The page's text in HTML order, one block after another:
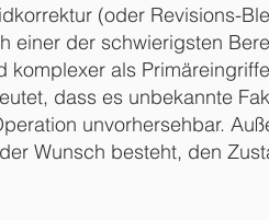
(oder Revisions-
einer der schwierigsten
komplexer als
dass es unbekannte
unvorhersehbar.
Wunsch besteht, den